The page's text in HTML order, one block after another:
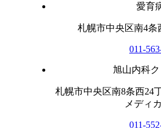
愛育
札幌市中央区南4条
011-
旭山内科
札幌市中央区南8条西24
メディ
011-